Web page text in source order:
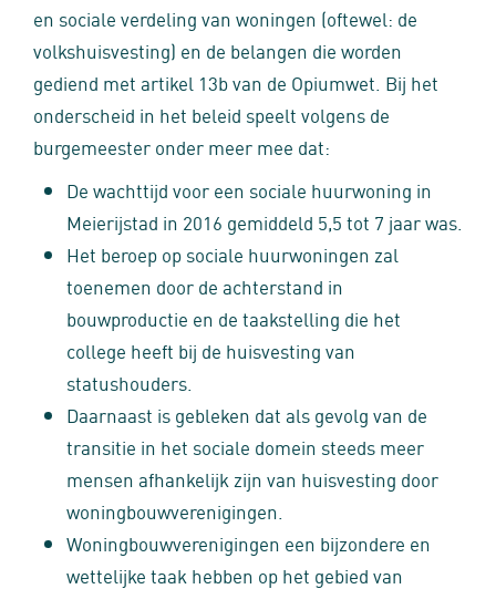
en sociale verdeling van woningen (oftewel: de
volkshuisvesting) en de belangen die worden
gediend met artikel 13b van de Opiumwet. Bij het
onderscheid in het beleid speelt volgens de
burgemeester onder meer mee dat:
De wachttijd voor een sociale huurwoning in
Meierijstad in 2016 gemiddeld 5,5 tot 7 jaar was.
Het beroep op sociale huurwoningen zal
toenemen door de achterstand in
bouwproductie en de taakstelling die het
college heeft bij de huisvesting van
statushouders.
Daarnaast is gebleken dat als gevolg van de
transitie in het sociale domein steeds meer
mensen afhankelijk zijn van huisvesting door
woningbouwverenigingen.
Woningbouwverenigingen een bijzondere en
wettelijke taak hebben op het gebied van